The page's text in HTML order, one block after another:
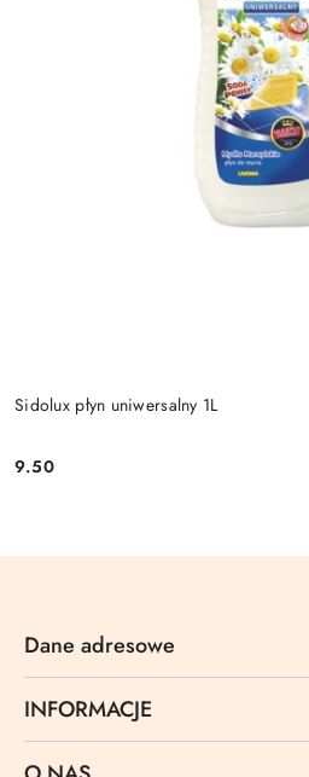
Sidolux płyn uniwersalny 1L
Cena:
9.50
Dane adresowe
INFORMACJE